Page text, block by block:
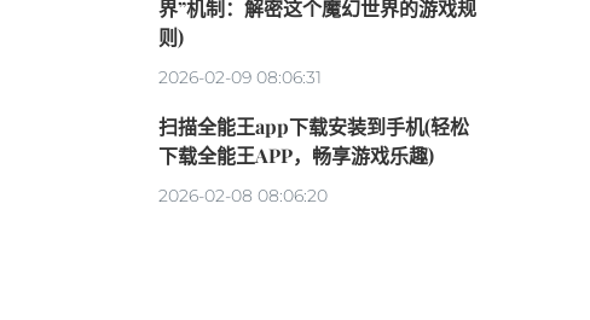
界”机制：解密这个魔幻世界的游戏规
则)
2026-02-09 08:06:31
扫描全能王app下载安装到手机(轻松
下载全能王APP，畅享游戏乐趣)
2026-02-08 08:06:20